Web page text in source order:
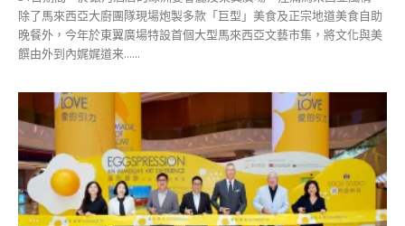
除了馬來西亞大廚團隊現場炮製多款「巨型」美食及正宗地道美食自助
晚餐外，今年於東翼廣場特設首個大型馬來西亞文藝市集，將文化與美
饌由外到內娓娓道来......